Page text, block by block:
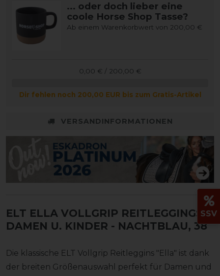
... oder doch lieber eine
coole Horse Shop Tasse?
Ab einem Warenkorbwert von 200,00 €
0,00 € / 200,00 €
Dir fehlen noch 200,00 EUR bis zum Gratis-Artikel
VERSANDINFORMATIONEN
ELT ELLA VOLLGRIP REITLEGGINGS
DAMEN U. KINDER - NACHTBLAU, 38
Die klassische ELT Vollgrip Reitleggins "Ella" ist dank
der breiten Größenauswahl perfekt für Damen und
SSV